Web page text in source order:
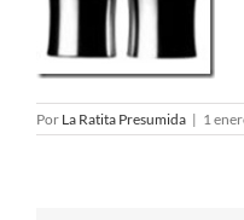
Por La Ratita Presumida | 1